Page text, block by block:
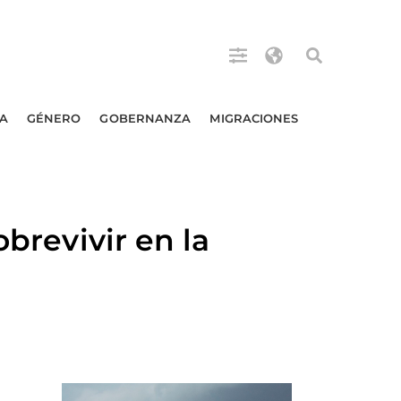
GÉNERO GOBERNANZA MIGRACIONES
en la